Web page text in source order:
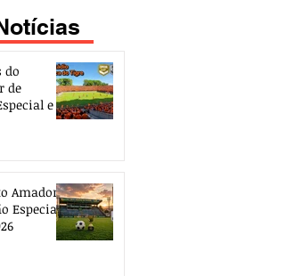
do
de
e de
Amador
Especial e